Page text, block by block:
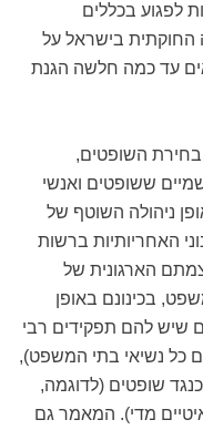
לפגוע בכללים
בישראל על
עד כמה חלשה הגנת
השופטים,
ששופטים ואנשי
ניהולה השוטף של
האחריותיות ברשות
הארגונית של
בכינונם באופן
שיש להם תפקידים רבי
כל נשיאי בתי המשפט),
שופטים (לדוגמה,
מדי). המאמר גם